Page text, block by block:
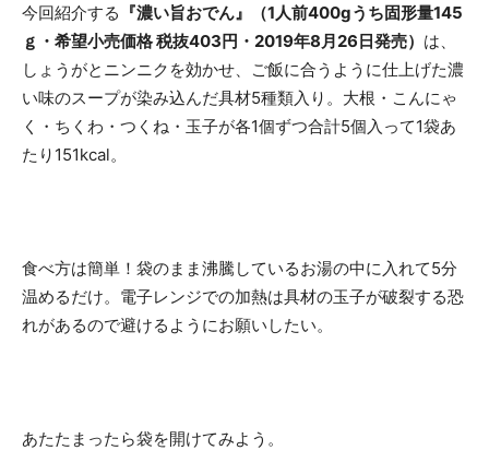
今回紹介する 『濃い旨おでん』（1人前400gうち固形量145
ｇ・希望小売価格 税抜403円・2019年8月26日発売） は、
しょうがとニンニクを効かせ、ご飯に合うように仕上げた濃
い味のスープが染み込んだ具材5種類入り。大根・こんにゃ
く・ちくわ・つくね・玉子が各1個ずつ合計5個入って1袋あ
たり151kcal。
食べ方は簡単！袋のまま沸騰しているお湯の中に入れて5分
温めるだけ。電子レンジでの加熱は具材の玉子が破裂する恐
れがあるので避けるようにお願いしたい。
あたたまったら袋を開けてみよう。